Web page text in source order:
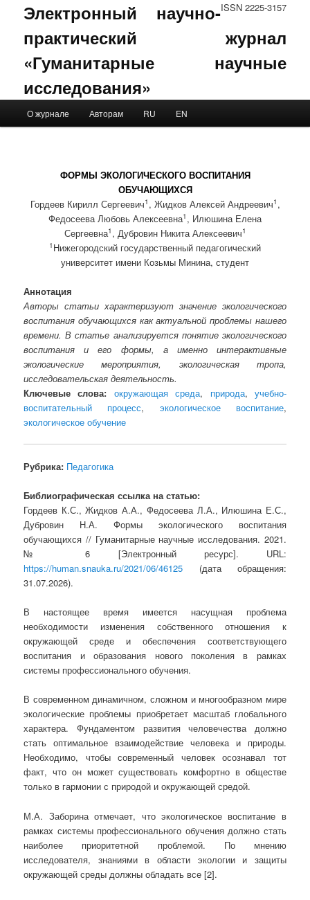
ISSN 2225-3157
Электронный научно-
практический журнал
«Гуманитарные научные
исследования»
Skip to primary content
Skip to secondary content
О журнале Авторам RU EN
ФОРМЫ ЭКОЛОГИЧЕСКОГО ВОСПИТАНИЯ
ОБУЧАЮЩИХСЯ
Гордеев Кирилл Сергеевич1 , Жидков Алексей Андреевич1 ,
Федосеева Любовь Алексеевна1 , Илюшина Елена
Сергеевна1 , Дубровин Никита Алексеевич1
1 Нижегородский государственный педагогический
университет имени Козьмы Минина, студент
Аннотация
Авторы статьи характеризуют значение экологического
воспитания обучающихся как актуальной проблемы нашего
времени. В статье анализируется понятие экологического
воспитания и его формы, а именно интерактивные
экологические мероприятия, экологическая тропа,
исследовательская деятельность.
Ключевые слова: окружающая среда, природа, учебно-
воспитательный процесс, экологическое воспитание,
экологическое обучение
Рубрика: Педагогика
Библиографическая ссылка на статью:
Гордеев К.С., Жидков А.А., Федосеева Л.А., Илюшина Е.С.,
Дубровин Н.А. Формы экологического воспитания
обучающихся // Гуманитарные научные исследования. 2021.
№ 6 [Электронный ресурс]. URL:
https://human.snauka.ru/2021/06/46125 (дата обращения:
31.07.2026).
В настоящее время имеется насущная проблема
необходимости изменения собственного отношения к
окружающей среде и обеспечения соответствующего
воспитания и образования нового поколения в рамках
системы профессионального обучения.
В современном динамичном, сложном и многообразном мире
экологические проблемы приобретает масштаб глобального
характера. Фундаментом развития человечества должно
стать оптимальное взаимодействие человека и природы.
Необходимо, чтобы современный человек осознавал тот
факт, что он может существовать комфортно в обществе
только в гармонии с природой и окружающей средой.
М.А. Заборина отмечает, что экологическое воспитание в
рамках системы профессионального обучения должно стать
наиболее приоритетной проблемой. По мнению
исследователя, знаниями в области экологии и защиты
окружающей среды должны обладать все [2].